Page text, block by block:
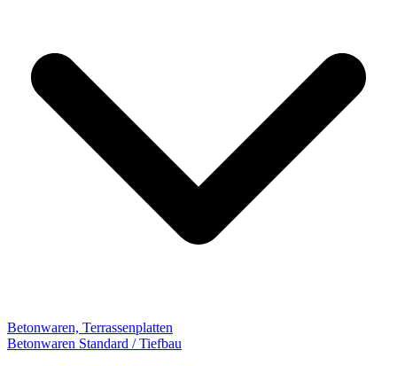
Betonwaren, Terrassenplatten
Betonwaren Standard / Tiefbau